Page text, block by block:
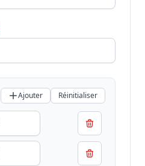
Ajouter Réinitialiser